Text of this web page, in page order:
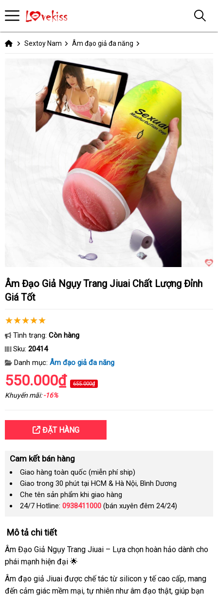
Sextoy Nam Âm đạo giả đa năng
Âm Đạo Giả Ngụy Trang Jiuai Chất Lượng Đỉnh
Giá Tốt
Tình trạng: Còn hàng
Sku: 20414
Danh mục: Âm đạo giả đa năng
550.000₫ 655.000₫
Khuyến mãi:-16%
ĐẶT HÀNG
Cam kết bán hàng
Giao hàng toàn quốc (miễn phí ship)
Giao trong 30 phút tại HCM & Hà Nội, Bình Dương
Che tên sản phẩm khi giao hàng
24/7 Hotline: 0938411000 (bán xuyên đêm 24/24)
Mô tả chi tiết
Âm Đạo Giả Ngụy Trang Jiuai – Lựa chọn hoàn hảo dành cho
phái mạnh hiện đại 🌟
Âm đạo giả Jiuai được chế tác từ silicon y tế cao cấp, mang
đến cảm giác mềm mại, tự nhiên như âm đạo thật, giúp bạn